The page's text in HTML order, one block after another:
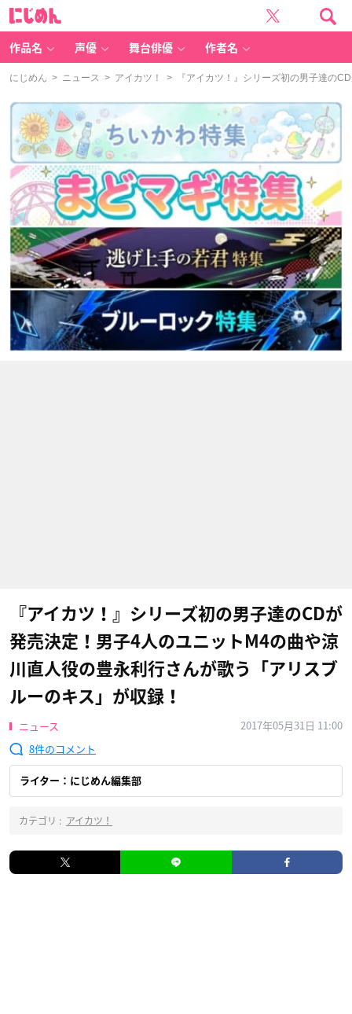
作品名 声優 舞台俳優 作者名
にじめん > ニュース > アイカツ！ > 『アイカツ！』シリーズ初の男子達の
『アイカツ！』シリーズ初の男子達のCDが
発売決定！男子4人のユニットM4の曲や涼
川直人役の豊永利行さんが歌う「アリスブ
ルーのキス」が収録！
ニュース
2017年05月31日 11:00
8
ライター：にじめん編集部
カテゴリ : アイカツ！